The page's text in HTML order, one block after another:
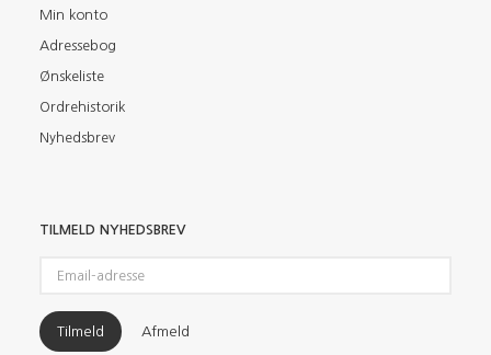
Min konto
Adressebog
Ønskeliste
Ordrehistorik
Nyhedsbrev
TILMELD NYHEDSBREV
adresse
Tilmeld Afmeld